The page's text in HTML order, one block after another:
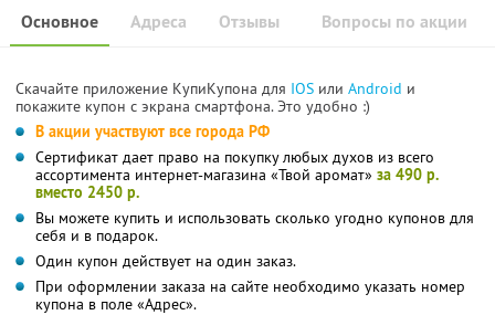
Основное Отзывы Вопросы по акции
Адреса
Скачайте приложение КупиКупона для IOS или Android и
покажите купон с экрана смартфона. Это удобно :)
В акции участвуют все города РФ
Сертификат дает право на покупку любых духов из всего
ассортимента интернет-магазина «Твой аромат» за 490 р.
вместо 2450 р.
Вы можете купить и использовать сколько угодно купонов для
себя и в подарок.
Один купон действует на один заказ.
При оформлении заказа на сайте необходимо указать номер
купона в поле «Адрес».